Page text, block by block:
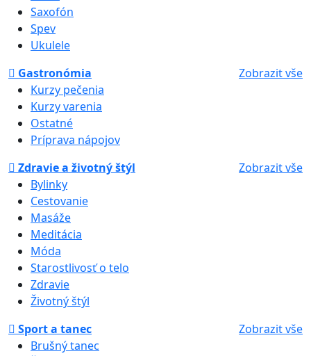
Saxofón
Spev
Ukulele
Gastronómia
Zobrazit vše
Kurzy pečenia
Kurzy varenia
Ostatné
Príprava nápojov
Zdravie a životný štýl
Zobrazit vše
Bylinky
Cestovanie
Masáže
Meditácia
Móda
Starostlivosť o telo
Zdravie
Životný štýl
Sport a tanec
Zobrazit vše
Brušný tanec